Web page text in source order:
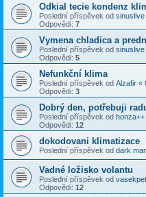
Odkial tecie kondenz
Poslední příspěvek od sinuslive
Odpovědi: 7
Vymena chladica a
Poslední příspěvek od sinuslive
Odpovědi: 5
Nefunkční klima
Poslední příspěvek od Alzafir «
Odpovědi: 3
Dobrý den, potřebuji
Poslední příspěvek od honza++
Odpovědi: 12
dokodovani klimatizace
Poslední příspěvek od dark
Vadné ložisko volantu
Poslední příspěvek od
Odpovědi: 12